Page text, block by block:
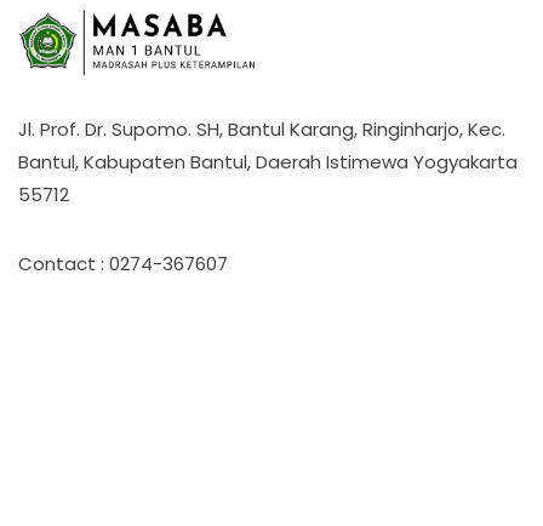
Jl. Prof. Dr. Supomo. SH, Bantul Karang, Ringinharjo, Kec.
Bantul, Kabupaten Bantul, Daerah Istimewa Yogyakarta
55712
Contact : 0274-367607